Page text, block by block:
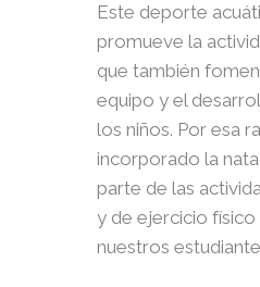
Este deporte
promueve la
que también
equipo y el
los niños. Por esa
incorporado la
parte de las
y de ejercicio físico
nuestros